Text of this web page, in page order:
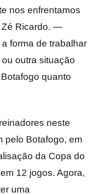
nos enfrentamos
Ricardo. —
forma de trabalhar
outra situação
quanto
neste
pelo Botafogo, em
da Copa do
12 jogos. Agora,
uma